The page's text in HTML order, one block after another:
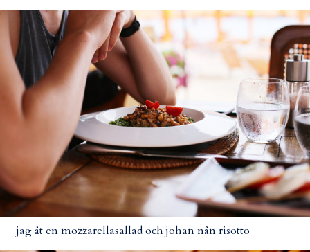
jag åt en mozzarellasallad och johan nån risotto